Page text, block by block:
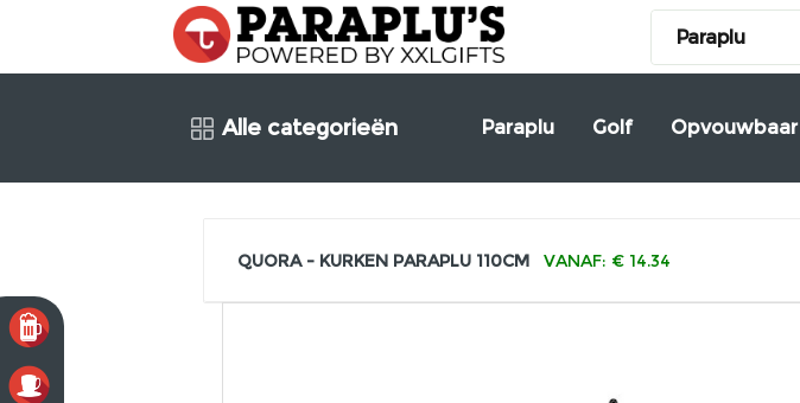
Paraplu
Alle categorieën Paraplu Golf Opvouwbaar
QUORA - KURKEN PARAPLU 110CM VANAF: € 14.34